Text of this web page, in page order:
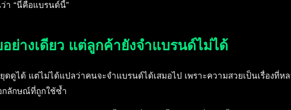
า “นี่คือแบรนด์นี้”
ย่างเดียว แต่ลูกค้ายังจำแบรนด์ไม่ได้
ดูได้ แต่ไม่ได้แปลว่าคนจะจำแบรนด์ได้เสมอไป เพราะความสวยเป็นเรื่องที่
กลักษณ์ที่ถูกใช้ซ้ำ